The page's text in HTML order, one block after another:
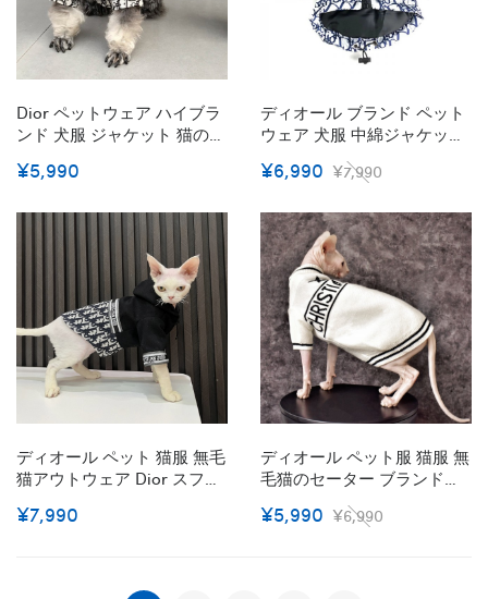
Dior ペットウェア ハイブラ
ンド 犬服 ジャケット 猫のパ
トの春秋服 おしゃれ 経典モ
高品質 着脱簡単 かわいい ド
ッグ洋服 お出かけ用
¥5,990
ディオール ブランド ペット
ウェア 犬服 中綿ジャケット
秋冬向け Dior ペット洋服 中
綿コート 猫 冬服 ペット防寒
防水 かわいい 高品質 中小型
ペット 激安 S~2XL
¥6,990 ¥7,990
ディオール ペット 猫服 無毛
猫アウトウェア Dior スフィ
秋冬コート ブランド ペット
¥7,990
ディオール ペット服 猫服 無
毛猫のセーター ブランド
DIOR スフィンクス秋冬服 デ
ボンレックス用 暖かい カッ
¥5,990 ¥6,990